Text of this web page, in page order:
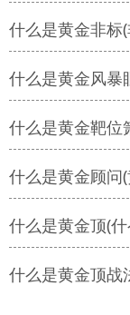
什么是黄金非标
什么是黄金风暴
什么是黄金靶位
什么是黄金顾问
什么是黄金顶(
什么是黄金顶战